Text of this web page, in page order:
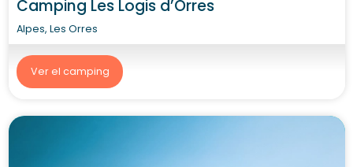
Camping Les Logis d’Orres
Alpes, Les Orres
Ver el camping